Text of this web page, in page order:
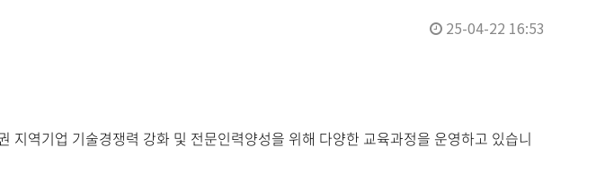
25-04-22 16:53
역기업 기술경쟁력 강화 및 전문인력양성을 위해 다양한 교육과정을 운영하고 있습니